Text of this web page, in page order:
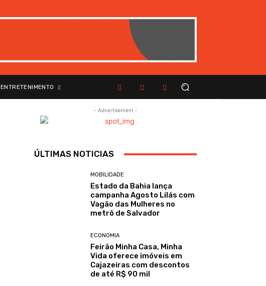
ENTRETENIMENTO
- Advertisement -
ÚLTIMAS NOTICIAS
MOBILIDADE
Estado da Bahia lança
campanha Agosto Lilás com
Vagão das Mulheres no
metrô de Salvador
ECONOMIA
Feirão Minha Casa, Minha
Vida oferece imóveis em
Cajazeiras com descontos
de até R$ 90 mil